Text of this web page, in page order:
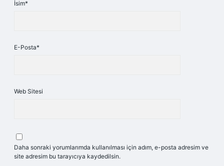
İsim*
E-Posta*
Web Sitesi
Daha sonraki yorumlarımda kullanılması için adım, e-posta adresim ve
site adresim bu tarayıcıya kaydedilsin.